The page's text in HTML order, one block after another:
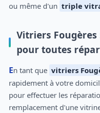
ou même d'un triple
Vitriers
pour toutes
En tant que vitriers
rapidement à votre
pour effectuer les
remplacement d'une